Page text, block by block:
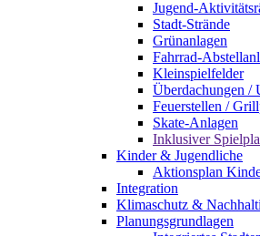
Jugend-
Stadt-Strände
Grünanlagen
Fahrrad-
Kleinspielfelder
Überdachungen /
Feuerstellen /
Skate-Anlagen
Inklusiver
Kinder & Jugendliche
Aktionsplan
Integration
Klimaschutz &
Planungsgrundlagen